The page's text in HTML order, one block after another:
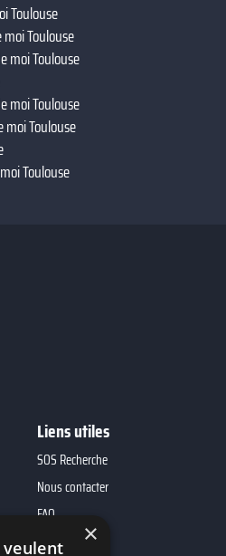
Toulouse
Toulouse
moi Toulouse
moi Toulouse
Toulouse
Toulouse
Liens utiles
SOS Recherche
Nous contacter
FAQ
×
veulent